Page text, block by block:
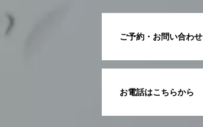
ご予約・お問い合わせ
お電話はこちらから